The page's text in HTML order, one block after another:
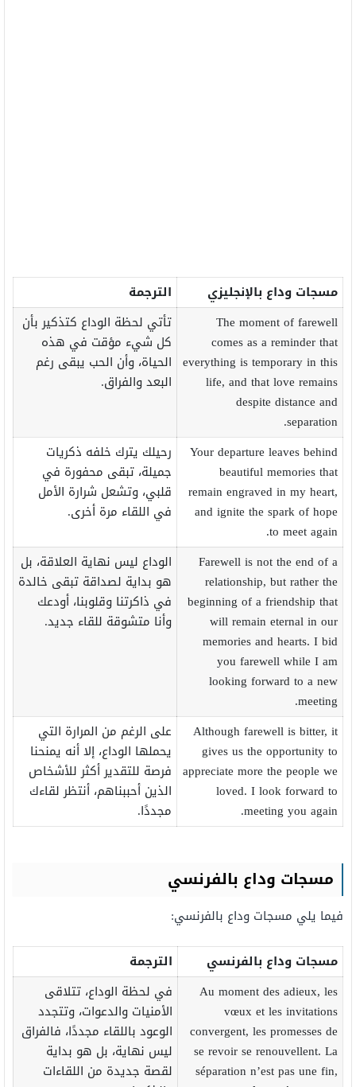
مسجات وداع بالإنجليزي
الترجمة
The moment of farewell
comes as a reminder that
everything is temporary in this
life, and that love remains
despite distance and
separation.
تأتي لحظة الوداع كتذكير بأن
كل شيء مؤقت في هذه
الحياة، وأن الحب يبقى رغم
البعد والفراق.
Your departure leaves behind
beautiful memories that
remain engraved in my heart,
and ignite the spark of hope
to meet again.
رحيلك يترك خلفه ذكريات
جميلة، تبقى محفورة في
قلبي، وتشعل شرارة الأمل
في اللقاء مرة أخرى.
Farewell is not the end of a
relationship, but rather the
beginning of a friendship that
will remain eternal in our
memories and hearts. I bid
you farewell while I am
looking forward to a new
meeting.
الوداع ليس نهاية العلاقة، بل
هو بداية لصداقة تبقى خالدة
في ذاكرتنا وقلوبنا، أودعك
وأنا متشوقة للقاء جديد.
Although farewell is bitter, it
gives us the opportunity to
appreciate more the people we
loved. I look forward to
meeting you again.
على الرغم من المرارة التي
يحملها الوداع، إلا أنه يمنحنا
فرصة للتقدير أكثر للأشخاص
الذين أحببناهم، أنتظر لقاءك
مجددًا.
مسجات وداع بالفرنسي
فيما يلي مسجات وداع بالفرنسي:
مسجات وداع بالفرنسي
الترجمة
Au moment des adieux, les
vœux et les invitations
convergent, les promesses de
se revoir se renouvellent. La
séparation n’est pas une fin,
في لحظة الوداع، تتلاقى
الأمنيات والدعوات، وتتجدد
الوعود باللقاء مجددًا، فالفراق
ليس نهاية، بل هو بداية
لقصة جديدة من اللقاءات